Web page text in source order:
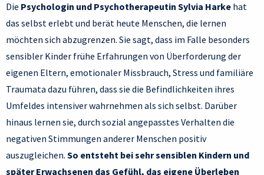
Die Psychologin und Psychotherapeutin Sylvia Harke hat
das selbst erlebt und berät heute Menschen, die lernen
möchten sich abzugrenzen. Sie sagt, dass im Falle besonders
sensibler Kinder frühe Erfahrungen von Überforderung der
eigenen Eltern, emotionaler Missbrauch, Stress und familiäre
Traumata dazu führen, dass sie die Befindlichkeiten ihres
Umfeldes intensiver wahrnehmen als sich selbst. Darüber
hinaus lernen sie, durch sozial angepasstes Verhalten die
negativen Stimmungen anderer Menschen positiv
auszugleichen. So entsteht bei sehr sensiblen Kindern und
später Erwachsenen das Gefühl, das eigene Überleben